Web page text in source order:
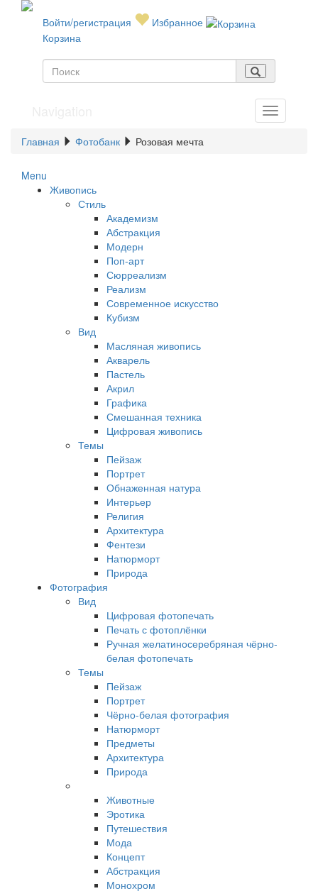
Войти/регистрация
Избранное
Корзина
Главная Фотобанк Розовая мечта
Menu
Живопись
Стиль
Академизм
Абстракция
Модерн
Поп-арт
Сюрреализм
Реализм
Современное искусство
Кубизм
Вид
Масляная живопись
Акварель
Пастель
Акрил
Графика
Смешанная техника
Цифровая живопись
Темы
Пейзаж
Портрет
Обнаженная натура
Интерьер
Религия
Архитектура
Фентези
Натюрморт
Природа
Фотография
Вид
Цифровая фотопечать
Печать с фотоплёнки
Ручная желатиносеребряная чёрно-
белая фотопечать
Темы
Пейзаж
Портрет
Чёрно-белая фотография
Натюрморт
Предметы
Архитектура
Природа
Животные
Эротика
Путешествия
Мода
Концепт
Абстракция
Монохром